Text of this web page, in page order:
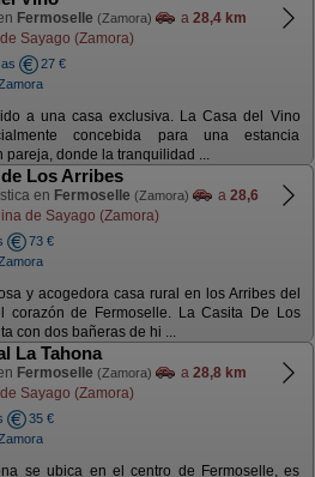
Fermoselle (Zamora) a 28,4 km
Sayago (Zamora)
27 €
a una casa exclusiva. La Casa del Vino
concebida para una estancia
pareja, donde la tranquilidad ...
Los Arribes
en Fermoselle (Zamora) a 28,6
de Sayago (Zamora)
73 €
y acogedora casa rural en los Arribes del
corazón de Fermoselle. La Casita De Los
con dos bañeras de hi ...
La Tahona
Fermoselle (Zamora) a 28,8 km
Sayago (Zamora)
35 €
se ubica en el centro de Fermoselle, es